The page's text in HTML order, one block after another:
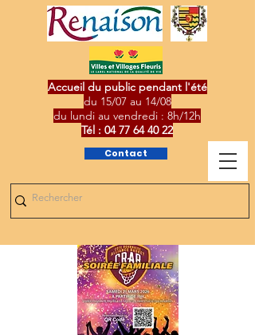
Contact
Accueil du public pendant l'été
du 15/07 au 14/08
du lundi au vendredi : 8h/12h
Tél : 04 77 64 40 22